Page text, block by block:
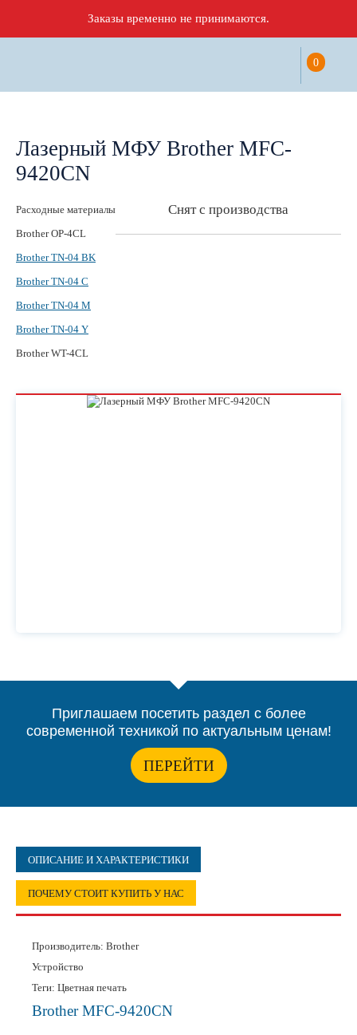
Заказы временно не принимаются.
0
Лазерный МФУ Brother MFC-
9420CN
Расходные материалы
Brother OP-4CL
Brother TN-04 BK
Brother TN-04 C
Brother TN-04 M
Brother TN-04 Y
Brother WT-4CL
Снят с производства
Приглашаем посетить раздел с более
современной техникой по актуальным ценам!
ПЕРЕЙТИ
ОПИСАНИЕ И ХАРАКТЕРИСТИКИ
ПОЧЕМУ СТОИТ КУПИТЬ У НАС
Производитель: Brother
Устройство
Теги: Цветная печать
Brother MFC-9420CN